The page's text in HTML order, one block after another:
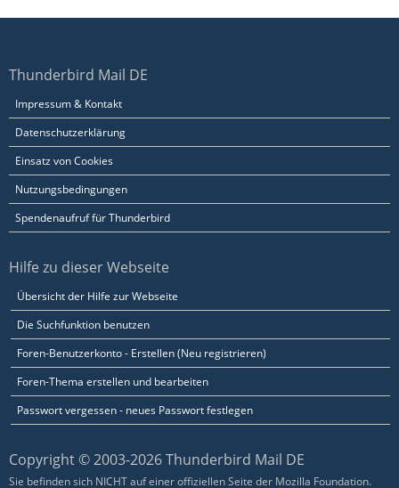
Thunderbird Mail DE
Impressum & Kontakt
Datenschutzerklärung
Einsatz von Cookies
Nutzungsbedingungen
Spendenaufruf für Thunderbird
Hilfe zu dieser Webseite
Übersicht der Hilfe zur Webseite
Die Suchfunktion benutzen
Foren-Benutzerkonto - Erstellen (Neu registrieren)
Foren-Thema erstellen und bearbeiten
Passwort vergessen - neues Passwort festlegen
Copyright © 2003-2026 Thunderbird Mail DE
Sie befinden sich NICHT auf einer offiziellen Seite der Mozilla Foundation.